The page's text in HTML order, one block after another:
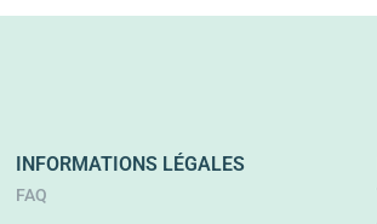
INFORMATIONS LÉGALES
FAQ